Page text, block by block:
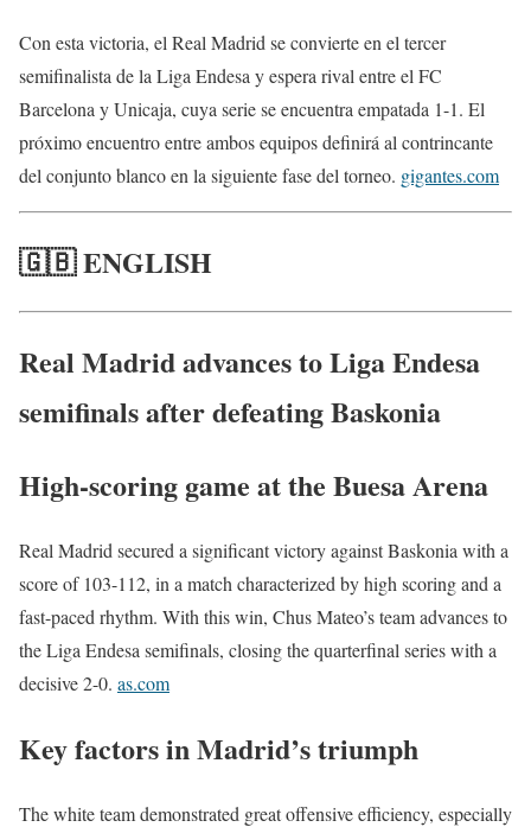
Con esta victoria, el Real Madrid se convierte en el tercer
semifinalista de la Liga Endesa y espera rival entre el FC
Barcelona y Unicaja, cuya serie se encuentra empatada 1-1. El
próximo encuentro entre ambos equipos definirá al contrincante
del conjunto blanco en la siguiente fase del torneo. gigantes.com
🇬🇧 ENGLISH
Real Madrid advances to Liga Endesa
semifinals after defeating Baskonia
High-scoring game at the Buesa Arena
Real Madrid secured a significant victory against Baskonia with a
score of 103-112, in a match characterized by high scoring and a
fast-paced rhythm. With this win, Chus Mateo’s team advances to
the Liga Endesa semifinals, closing the quarterfinal series with a
decisive 2-0. as.com
Key factors in Madrid’s triumph
The white team demonstrated great offensive efficiency, especially